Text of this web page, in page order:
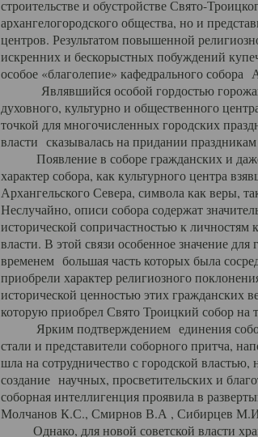
строительстве и обустройстве Свято-
архангелогородского общества, но и
центров. Результатом повышенной
искренних и бескорыстных побуждений
особое «благолепие» кафедрального собора
Являвшийся особой гордостью
духовного, культурно и общественного
точкой для многочисленных городских
власти сказывалась на придании
Появление в соборе гражданских и даже
характер собора, как культурного центра
Архангельского Севера, символа как веры,
Неслучайно, описи собора содержат
исторической сопричастностью к личностям
власти. В этой связи особенное значение
временем большая часть которых была
приобрели характер религиозного
исторической ценностью этих гражданских
которую приобрел Свято Троицкий собор на
Ярким подтверждением единения
стали и представители соборного притча,
шла на сотрудничество с городской
создание научных, просветительских и
соборная интеллигенция проявила в
Молчанов К.С., Смирнов В.А , Сибирцев
Однако, для новой советской власти